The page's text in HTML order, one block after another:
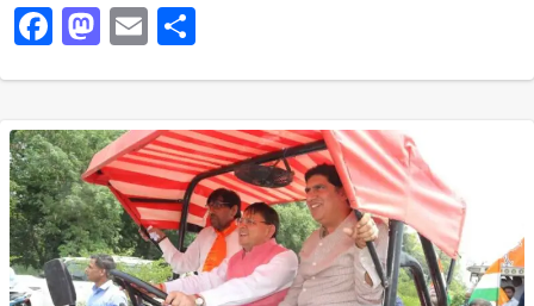
Facebook
Mastodon
Email